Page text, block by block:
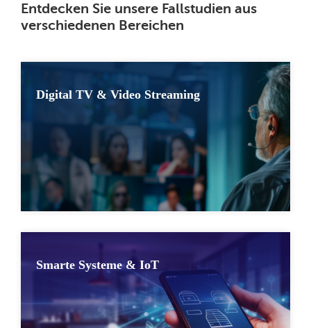
Entdecken Sie unsere Fallstudien aus
verschiedenen Bereichen
Digital TV & Video Streaming
Smarte Systeme & IoT